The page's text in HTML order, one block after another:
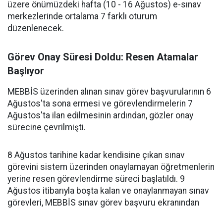
üzere önümüzdeki hafta (10 - 16 Ağustos) e-sınav
merkezlerinde ortalama 7 farklı oturum
düzenlenecek.
Görev Onay Süresi Doldu: Resen Atamalar
Başlıyor
MEBBİS üzerinden alınan sınav görev başvurularının 6
Ağustos'ta sona ermesi ve görevlendirmelerin 7
Ağustos'ta ilan edilmesinin ardından, gözler onay
sürecine çevrilmişti.
8 Ağustos tarihine kadar kendisine çıkan sınav
görevini sistem üzerinden onaylamayan öğretmenlerin
yerine resen görevlendirme süreci başlatıldı. 9
Ağustos itibarıyla boşta kalan ve onaylanmayan sınav
görevleri, MEBBİS sınav görev başvuru ekranından